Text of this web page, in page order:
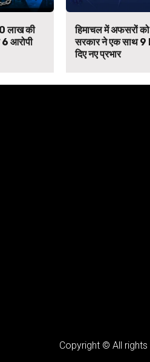
लाख की
6 आरोपी
हिमाचल में अफसरों को
सरकार ने एक साथ 9
दिए नए प्रभार
Copyright © All rights